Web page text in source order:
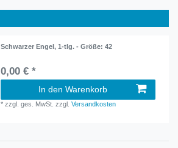
Schwarzer Engel, 1-tlg. - Größe: 42
0,00 € *
In den Warenkorb
*zzgl. ges. MwSt. zzgl.Versandkosten